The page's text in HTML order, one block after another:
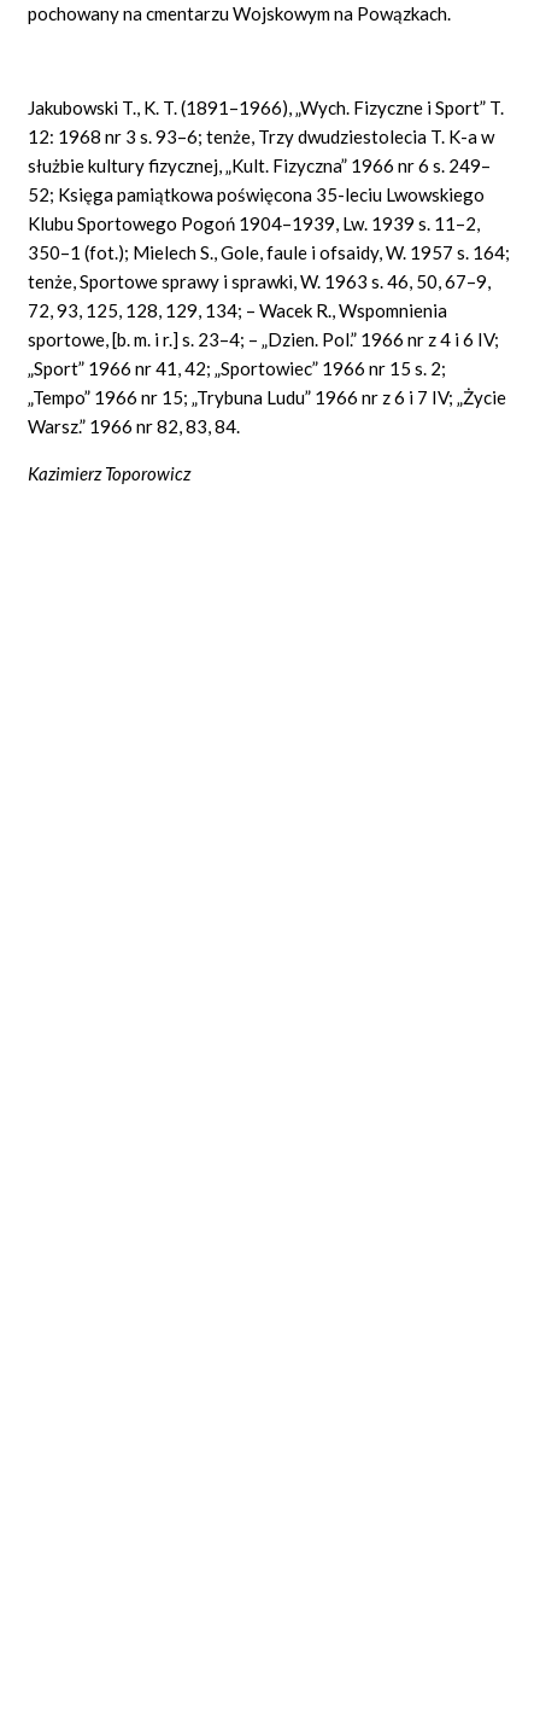
pochowany na cmentarzu Wojskowym na Powązkach.
Jakubowski T., K. T. (1891–1966), „Wych. Fizyczne i Sport” T.
12: 1968 nr 3 s. 93–6; tenże, Trzy dwudziestolecia T. K-a w
służbie kultury fizycznej, „Kult. Fizyczna” 1966 nr 6 s. 249–
52; Księga pamiątkowa poświęcona 35-leciu Lwowskiego
Klubu Sportowego Pogoń 1904–1939, Lw. 1939 s. 11–2,
350–1 (fot.); Mielech S., Gole, faule i ofsaidy, W. 1957 s. 164;
tenże, Sportowe sprawy i sprawki, W. 1963 s. 46, 50, 67–9,
72, 93, 125, 128, 129, 134; – Wacek R., Wspomnienia
sportowe, [b. m. i r.] s. 23–4; – „Dzien. Pol.” 1966 nr z 4 i 6 IV;
„Sport” 1966 nr 41, 42; „Sportowiec” 1966 nr 15 s. 2;
„Tempo” 1966 nr 15; „Trybuna Ludu” 1966 nr z 6 i 7 IV; „Życie
Warsz.” 1966 nr 82, 83, 84.
Kazimierz Toporowicz